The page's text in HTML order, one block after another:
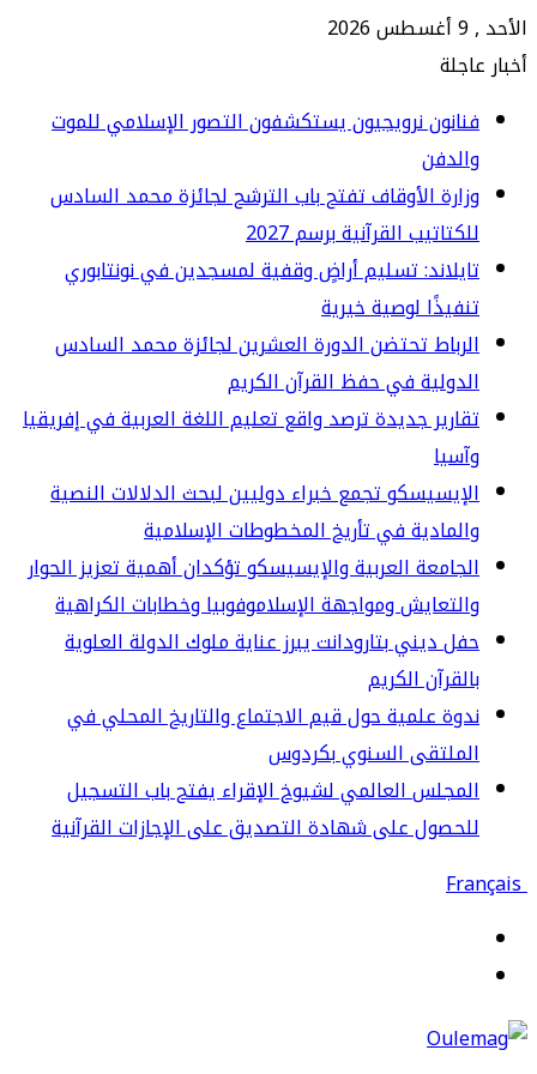
نرويجيون يستكشفون التصور الإسلامي للموت
الأوقاف تفتح باب الترشح لجائزة محمد السادس
القرآنية برسم 2027
تسليم أراضٍ وقفية لمسجدين في نونتابوري
لوصية خيرية
تحتضن الدورة العشرين لجائزة محمد السادس
في حفظ القرآن الكريم
جديدة ترصد واقع تعليم اللغة العربية في إفريقيا
تجمع خبراء دوليين لبحث الدلالات النصية
في تأريخ المخطوطات الإسلامية
العربية والإيسيسكو تؤكدان أهمية تعزيز الحوار
ومواجهة الإسلاموفوبيا وخطابات الكراهية
ديني بتارودانت يبرز عناية ملوك الدولة العلوية
الكريم
علمية حول قيم الاجتماع والتاريخ المحلي في
السنوي بكردوس
العالمي لشيوخ الإقراء يفتح باب التسجيل
على شهادة التصديق على الإجازات القرآنية